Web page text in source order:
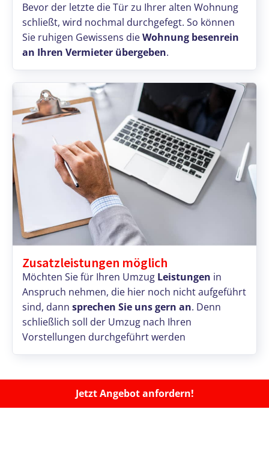
Bevor der letzte die Tür zu Ihrer alten Wohnung
schließt, wird nochmal durchgefegt. So können
Sie ruhigen Gewissens dieWohnung besenrein
an Ihren Vermieter übergeben.
Zusatzleistungen möglich
Möchten Sie für Ihren Umzug Leistungen in
Anspruch nehmen, die hier noch nicht aufgeführt
sind, dann sprechen Sie uns gern an. Denn
schließlich soll der Umzug nach Ihren
Vorstellungen durchgeführt werden
Jetzt Angebot anfordern!